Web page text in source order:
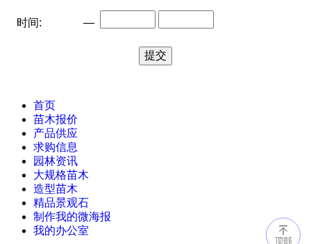
时间: —
首页
苗木报价
产品供应
求购信息
园林资讯
大规格苗木
造型苗木
精品景观石
制作我的微海报
我的办公室